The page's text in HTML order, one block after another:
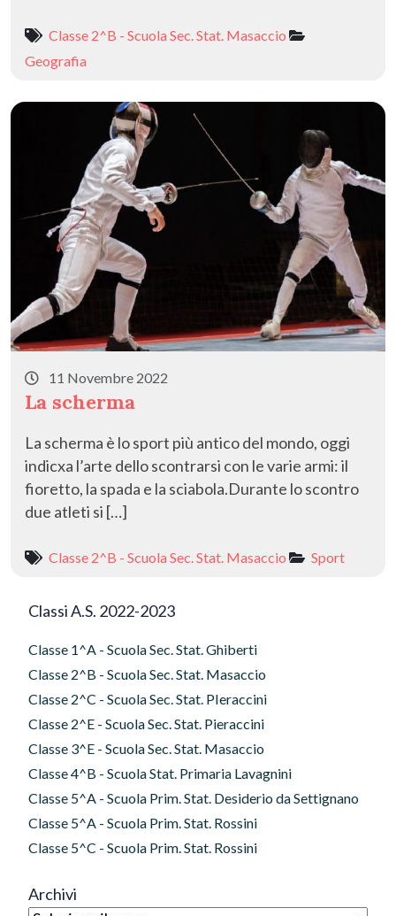
Classe 2^B - Scuola Sec. Stat. Masaccio
Geografia
11 Novembre 2022
La scherma
La scherma è lo sport più antico del mondo, oggi
indicxa l’arte dello scontrarsi con le varie armi: il
fioretto, la spada e la sciabola.Durante lo scontro
due atleti si […]
Classe 2^B - Scuola Sec. Stat. Masaccio Sport
Classi A.S. 2022-2023
Classe 1^A - Scuola Sec. Stat. Ghiberti
Classe 2^B - Scuola Sec. Stat. Masaccio
Classe 2^C - Scuola Sec. Stat. PIeraccini
Classe 2^E - Scuola Sec. Stat. Pieraccini
Classe 3^E - Scuola Sec. Stat. Masaccio
Classe 4^B - Scuola Stat. Primaria Lavagnini
Classe 5^A - Scuola Prim. Stat. Desiderio da Settignano
Classe 5^A - Scuola Prim. Stat. Rossini
Classe 5^C - Scuola Prim. Stat. Rossini
Archivi